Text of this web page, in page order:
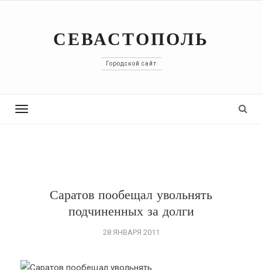
СЕВАСТОПОЛЬ
Городской сайт
Toggle
Саратов пообещал увольнять
подчиненных за долги
28 ЯНВАРЯ 2011